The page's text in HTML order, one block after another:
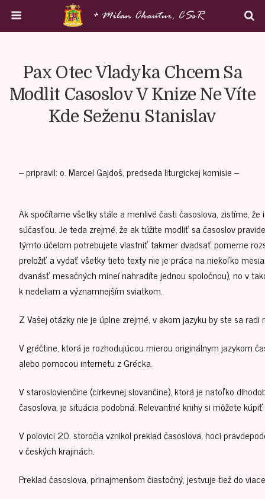
Pax Otec Vladyka Chcem Sa
Modlit Casoslov V Knize Ne Víte
Kde Seženu Stanislav
– pripravil: o. Marcel Gajdoš, predseda liturgickej komisie –
Ak spočítame všetky stále a menlivé časti časoslova, zistíme,
súčasťou. Je teda zrejmé, že ak túžite modliť sa časoslov
týmto účelom potrebujete vlastniť takmer dvadsať pomerne
preložiť a vydať všetky tieto texty nie je práca na niekoľko
dvanásť mesačných mineí nahradíte jednou spoločnou), no v
k nedeliam a významnejším sviatkom.
Z Vašej otázky nie je úplne zrejmé, v akom jazyku by ste sa
V gréčtine, ktorá je rozhodujúcou mierou originálnym jazykom
alebo pomocou internetu z Grécka.
V staroslovienčine (cirkevnej slovančine), ktorá je natoľko
časoslova, je situácia podobná. Relevantné knihy si môžete
V polovici 20. storočia vznikol preklad časoslova, hoci
v českých krajinách.
Preklad časoslova, prinajmenšom čiastočný, jestvuje tiež do